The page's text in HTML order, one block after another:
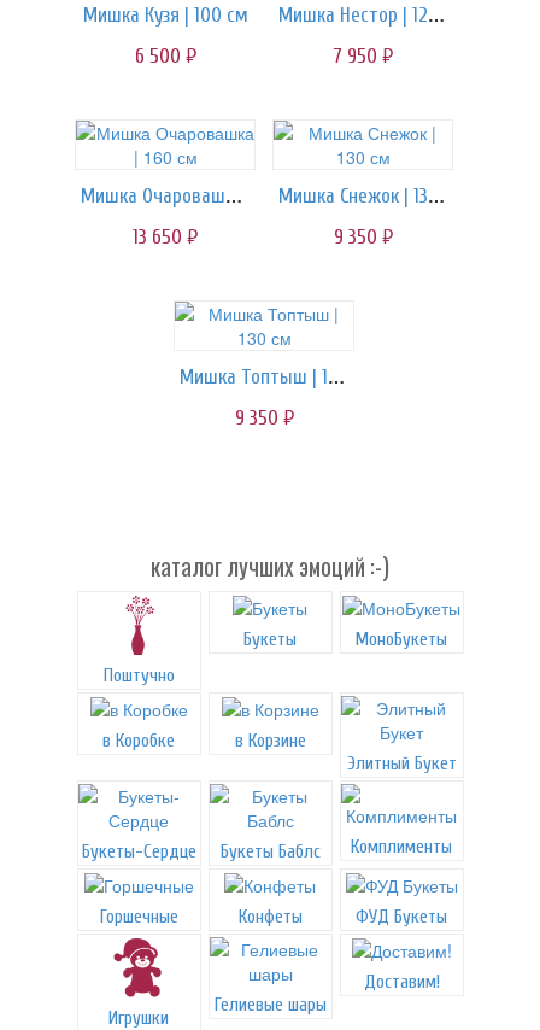
Мишка Кузя | 100 см
6 500 руб.
Мишка Нестор | 120 см
7 950 руб.
Мишка Очаровашка | 160 см
13 650 руб.
Мишка Снежок | 130 см
9 350 руб.
Мишка Топтыш | 130 см
9 350 руб.
каталог лучших эмоций :-)
Поштучно
Букеты МоноБукеты
в Коробке
в Корзине
Элитный Букет
Букеты-Сердце Букеты Баблс Комплименты
Горшечные Конфеты ФУД Букеты
Игрушки
Гелиевые шары
Доставим!